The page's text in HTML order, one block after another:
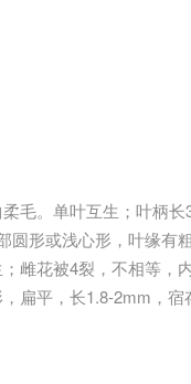
毛。单叶互生；叶柄
形或浅心形，叶缘有
雌花被4裂，不相等，
扁平，长1.8-2mm，